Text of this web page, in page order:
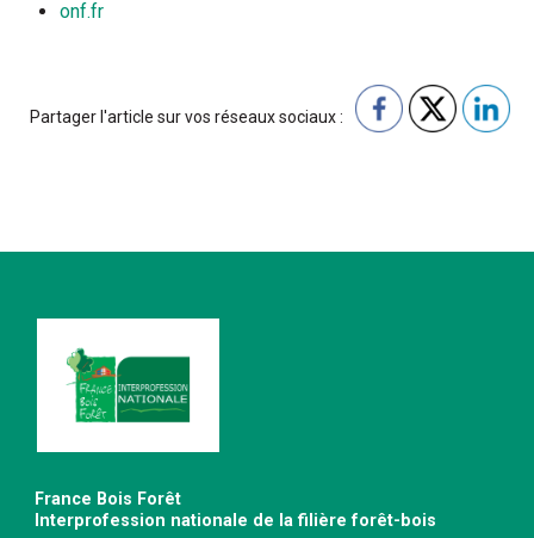
onf.fr
Partager l'article sur vos réseaux sociaux :
France Bois Forêt
Interprofession nationale de la filière forêt-bois